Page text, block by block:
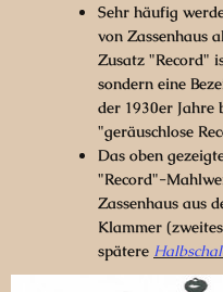
Sehr häufig
von Zassenhaus
Zusatz "Record"
sondern eine
der 1930er Jahre
"geräuschlose
Das oben
"Record"-
Zassenhaus aus
Klammer
spätere